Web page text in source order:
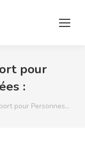
pour
:
pour Personnes…